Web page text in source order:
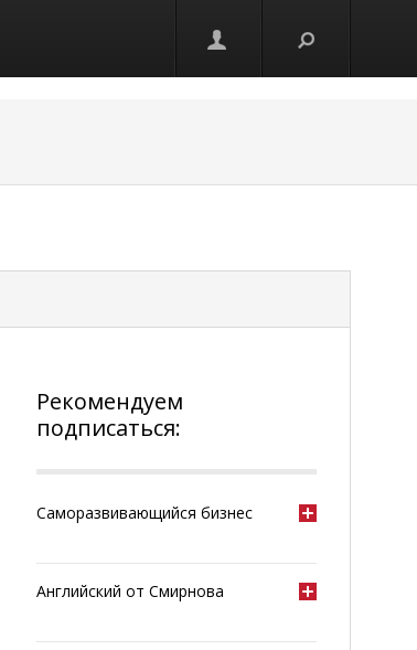
Рекомендуем
подписаться:
Саморазвивающийся бизнес
Английский от Смирнова